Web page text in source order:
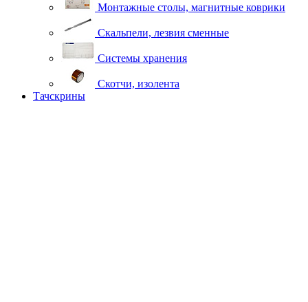
Монтажные столы, магнитные коврики
Скальпели, лезвия сменные
Системы хранения
Скотчи, изолента
Тачскрины